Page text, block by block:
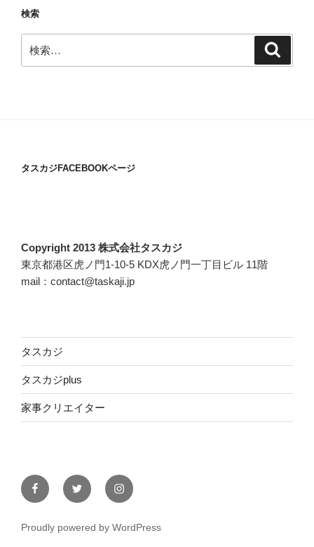
検索
索:
タスカジFACEBOOKページ
Copyright 2013 株式会社タスカジ
東京都港区虎ノ門1-10-5 KDX虎ノ門一丁目ビル 11階
mail：contact@taskaji.jp
タスカジ
タスカジplus
家事クリエイター
FacebookTwitter Instagram
Proudly powered by WordPress